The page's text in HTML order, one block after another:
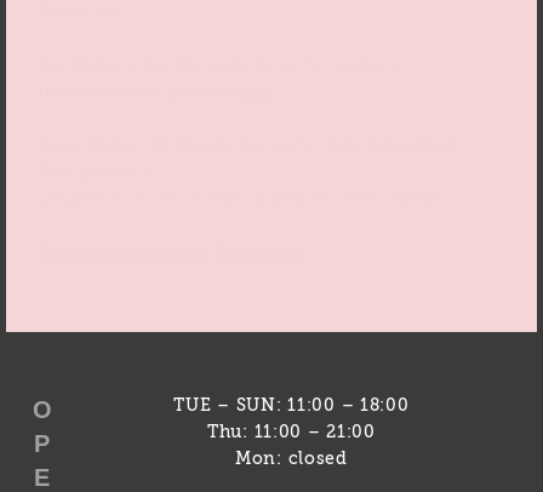
O
P
E
TUE – SUN: 11:00 – 18:00
Thu: 11:00 – 21:00
Mon: closed